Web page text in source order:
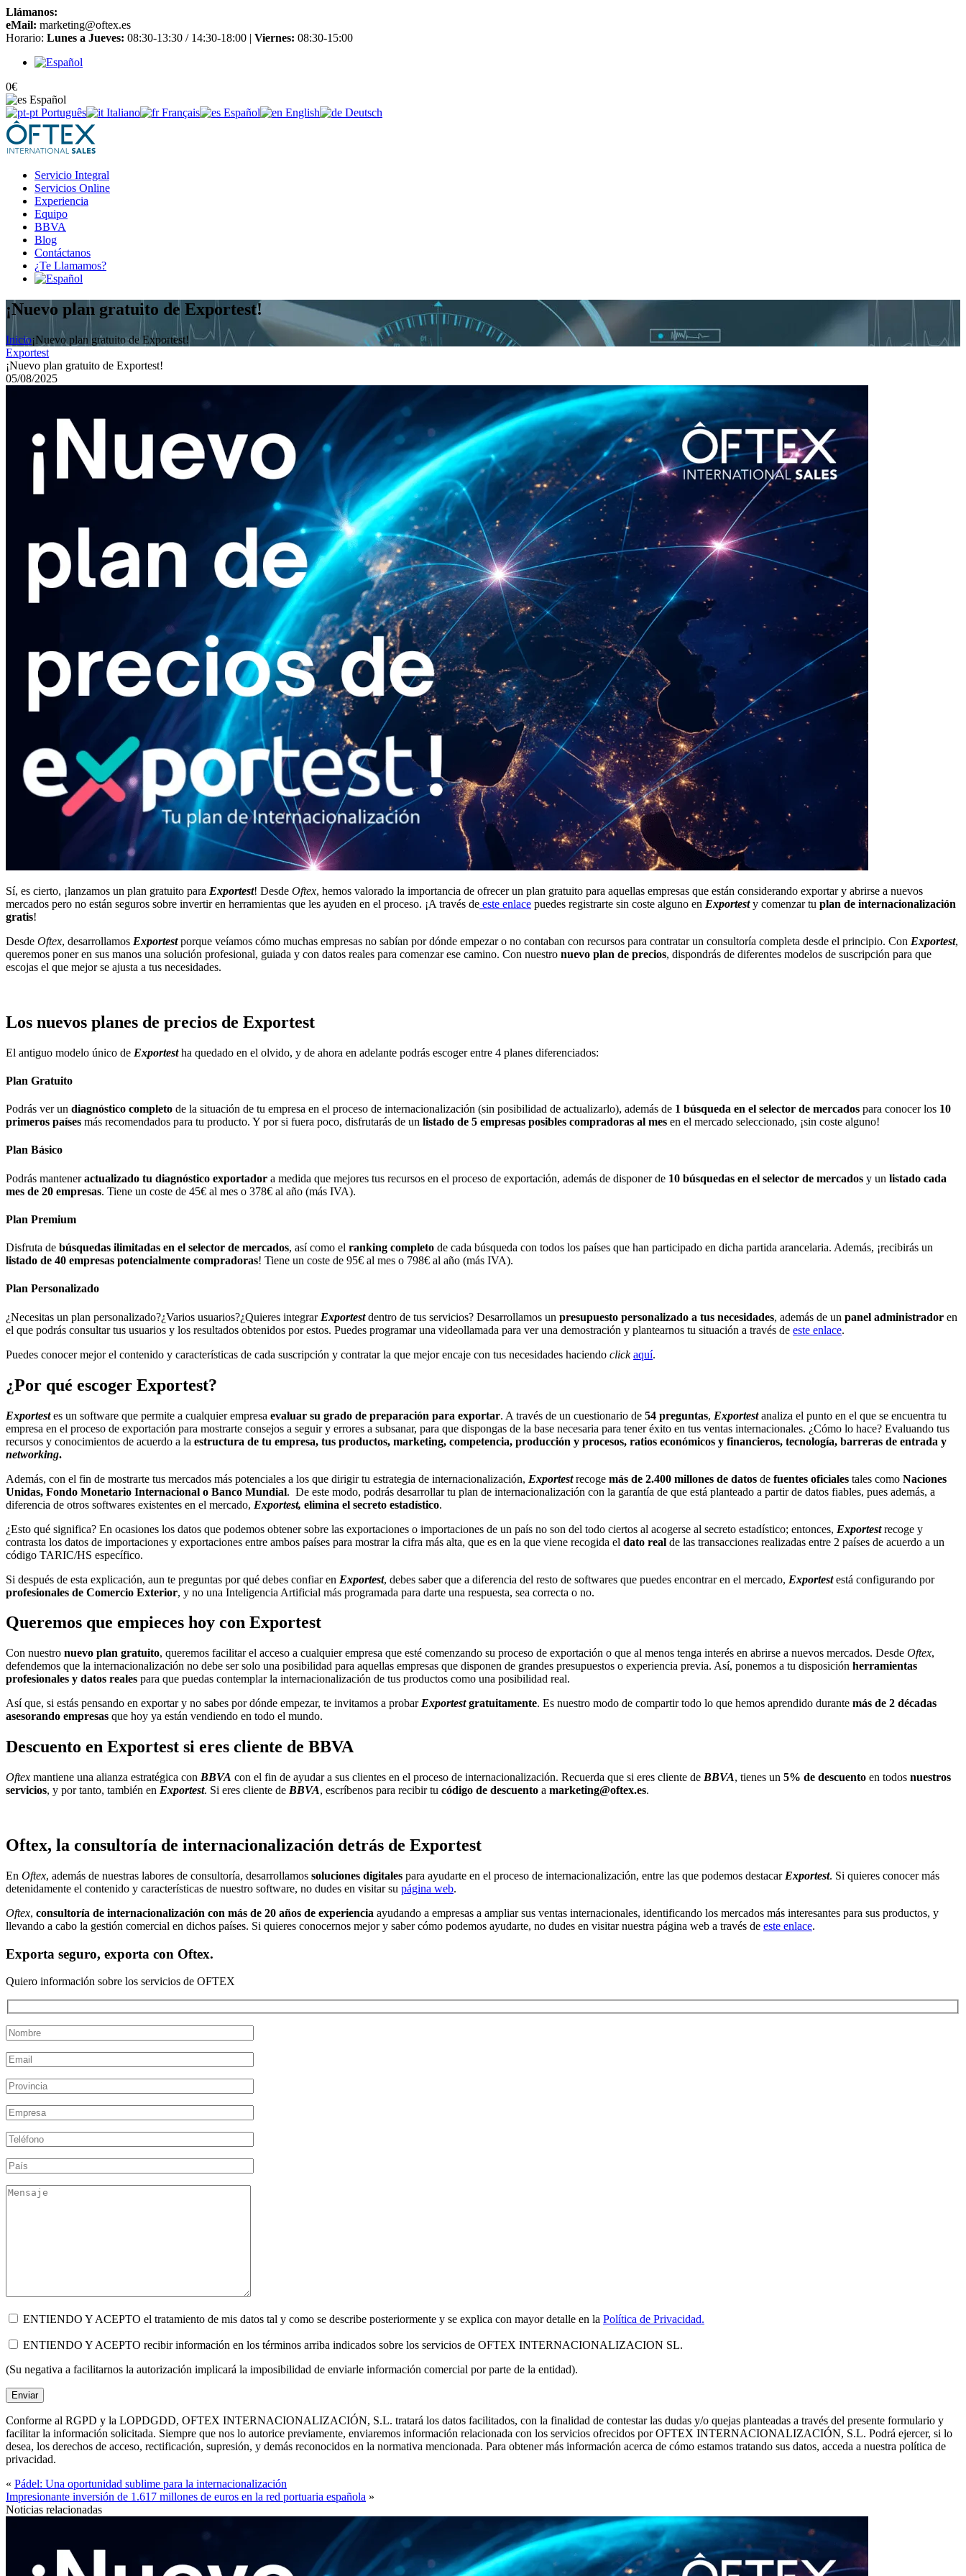
Llámanos:
eMail: marketing@oftex.es
Horario: Lunes a Jueves: 08:30-13:30 / 14:30-18:00 | Viernes: 08:30-15:00
0€
Español
Português
Italiano Français Español English Deutsch
Servicio Integral
Servicios Online
Experiencia
Equipo
BBVA
Blog
Contáctanos
¿Te Llamamos?
¡Nuevo plan gratuito de Exportest!
Inicio¡Nuevo plan gratuito de Exportest!
Exportest
¡Nuevo plan gratuito de Exportest!
05/08/2025
Sí, es cierto, ¡lanzamos un plan gratuito para Exportest! Desde Oftex, hemos valorado la importancia de ofrecer un plan gratuito para aquellas empresas que están considerando exportar y abrirse a nuevos
mercados pero no están seguros sobre invertir en herramientas que les ayuden en el proceso. ¡A través de este enlace puedes registrarte sin coste alguno en Exportest y comenzar tu plan de internacionalización
gratis!
Desde Oftex, desarrollamos Exportestporque veíamos cómo muchas empresas no sabían por dónde empezar o no contaban con recursos para contratar un consultoría completa desde el principio. Con Exportest,
queremos poner en sus manos una solución profesional, guiada y con datos reales para comenzar ese camino. Con nuestro nuevo plan de precios, dispondrás de diferentes modelos de suscripción para que
escojas el que mejor se ajusta a tus necesidades.
Los nuevos planes de precios de Exportest
El antiguo modelo único de Exportest ha quedado en el olvido, y de ahora en adelante podrás escoger entre 4 planes diferenciados:
Plan Gratuito
Podrás ver un diagnóstico completo de la situación de tu empresa en el proceso de internacionalización (sin posibilidad de actualizarlo), además de 1 búsqueda en el selector de mercados para conocer los 10
primeros países más recomendados para tu producto. Y por si fuera poco, disfrutarás de un listado de 5 empresas posibles compradoras al mes en el mercado seleccionado, ¡sin coste alguno!
Plan Básico
Podrás manteneractualizado tu diagnóstico exportador a medida que mejores tus recursos en el proceso de exportación, además de disponer de 10 búsquedas en el selector de mercados y un listado cada
mes de 20 empresas. Tiene un coste de 45€ al mes o 378€ al año (más IVA).
Plan Premium
Disfruta de búsquedas ilimitadas en el selector de mercados, así como el ranking completo de cada búsqueda con todos los países que han participado en dicha partida arancelaria. Además, ¡recibirás un
listado de 40 empresas potencialmente compradoras! Tiene un coste de 95€ al mes o 798€ al año (más IVA).
Plan Personalizado
¿Necesitas un plan personalizado?¿Varios usuarios?¿Quieres integrar Exportestdentro de tus servicios? Desarrollamos un presupuesto personalizado a tus necesidades, además de un panel administrador en
el que podrás consultar tus usuarios y los resultados obtenidos por estos. Puedes programar una videollamada para ver una demostración y plantearnos tu situación a través de este enlace.
Puedes conocer mejor el contenido y características de cada suscripción y contratar la que mejor encaje con tus necesidades haciendo click aquí.
¿Por qué escoger Exportest?
Exportestes un software que permite a cualquier empresa evaluar su grado de preparación para exportar. A través de un cuestionario de 54 preguntas, Exportest analiza el punto en el que se encuentra tu
empresa en el proceso de exportación para mostrarte consejos a seguir y errores a subsanar, para que dispongas de la base necesaria para tener éxito en tus ventas internacionales. ¿Cómo lo hace? Evaluando tus
recursos y conocimientos de acuerdo a la estructura de tu empresa, tus productos, marketing, competencia, producción y procesos, ratios económicos y financieros, tecnología, barreras de entrada y
networking.
Además, con el fin de mostrarte tus mercados más potenciales a los que dirigir tu estrategia de internacionalización, Exportest recoge más de 2.400 millones de datos de fuentes oficiales tales como Naciones
Unidas, Fondo Monetario Internacional o Banco Mundial. De este modo, podrás desarrollar tu plan de internacionalización con la garantía de que está planteado a partir de datos fiables, pues además, a
diferencia de otros softwares existentes en el mercado, Exportest, elimina el secreto estadístico.
¿Esto qué significa? En ocasiones los datos que podemos obtener sobre las exportaciones o importaciones de un país no son del todo ciertos al acogerse al secreto estadístico; entonces, Exportestrecoge y
contrasta los datos de importaciones y exportaciones entre ambos países para mostrar la cifra más alta, que es en la que viene recogida el dato real de las transacciones realizadas entre 2 países de acuerdo a un
código TARIC/HS específico.
Si después de esta explicación, aun te preguntas por qué debes confiar en Exportest, debes saber que a diferencia del resto de softwares que puedes encontrar en el mercado, Exportest está configurando por
profesionales de Comercio Exterior, y no una Inteligencia Artificial más programada para darte una respuesta, sea correcta o no.
Queremos que empieces hoy con Exportest
Con nuestro nuevo plan gratuito, queremos facilitar el acceso a cualquier empresa que esté comenzando su proceso de exportación o que al menos tenga interés en abrirse a nuevos mercados. Desde Oftex,
defendemos que la internacionalización no debe ser solo una posibilidad para aquellas empresas que disponen de grandes presupuestos o experiencia previa. Así, ponemos a tu disposición herramientas
profesionales y datos reales para que puedas contemplar la internacionalización de tus productos como una posibilidad real.
Así que, si estás pensando en exportar y no sabes por dónde empezar, te invitamos a probar Exportest gratuitamente. Es nuestro modo de compartir todo lo que hemos aprendido durante más de 2 décadas
asesorando empresas que hoy ya están vendiendo en todo el mundo.
Descuento en Exportest si eres cliente de BBVA
Oftex mantiene una alianza estratégica con BBVA con el fin de ayudar a sus clientes en el proceso de internacionalización. Recuerda que si eres cliente de BBVA, tienes un 5% de descuento en todos nuestros
servicios, y por tanto, también en Exportest. Si eres cliente de BBVA, escríbenos para recibir tu código de descuento a marketing@oftex.es.
Oftex, la consultoría de internacionalización detrás de Exportest
En Oftex, además de nuestras labores de consultoría, desarrollamos soluciones digitales para ayudarte en el proceso de internacionalización, entre las que podemos destacar Exportest. Si quieres conocer más
detenidamente el contenido y características de nuestro software, no dudes en visitar su página web.
Oftex, consultoría de internacionalización con más de 20 años de experiencia ayudando a empresas a ampliar sus ventas internacionales, identificando los mercados más interesantes para sus productos, y
llevando a cabo la gestión comercial en dichos países. Si quieres conocernos mejor y saber cómo podemos ayudarte, no dudes en visitar nuestra página web a través de este enlace.
Exporta seguro, exporta con Oftex.
Quiero información sobre los servicios de OFTEX
ENTIENDO Y ACEPTO el tratamiento de mis datos tal y como se describe posteriormente y se explica con mayor detalle en la Política de Privacidad.
ENTIENDO Y ACEPTO recibir información en los términos arriba indicados sobre los servicios de OFTEX INTERNACIONALIZACION SL.
(Su negativa a facilitarnos la autorización implicará la imposibilidad de enviarle información comercial por parte de la entidad).
Conforme al RGPD y la LOPDGDD, OFTEX INTERNACIONALIZACIÓN, S.L. tratará los datos facilitados, con la finalidad de contestar las dudas y/o quejas planteadas a través del presente formulario y
facilitar la información solicitada. Siempre que nos lo autorice previamente, enviaremos información relacionada con los servicios ofrecidos por OFTEX INTERNACIONALIZACIÓN, S.L. Podrá ejercer, si lo
desea, los derechos de acceso, rectificación, supresión, y demás reconocidos en la normativa mencionada. Para obtener más información acerca de cómo estamos tratando sus datos, acceda a nuestra política de
privacidad.
« Pádel: Una oportunidad sublime para la internacionalización
Impresionante inversión de 1.617 millones de euros en la red portuaria española »
Noticias relacionadas